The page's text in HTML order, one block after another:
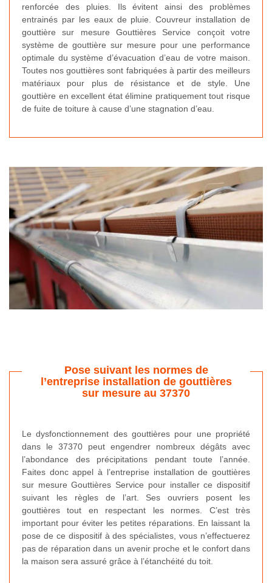
renforcée des pluies. Ils évitent ainsi des problèmes
entrainés par les eaux de pluie. Couvreur installation de
gouttière sur mesure Gouttières Service conçoit votre
système de gouttière sur mesure pour une performance
optimale du système d’évacuation d’eau de votre maison.
Toutes nos gouttières sont fabriquées à partir des meilleurs
matériaux pour plus de résistance et de style. Une
gouttière en excellent état élimine pratiquement tout risque
de fuite de toiture à cause d’une stagnation d’eau.
Pose suivant les normes de
l’entreprise installation de gouttières
sur mesure au 37370
Le dysfonctionnement des gouttières pour une propriété
dans le 37370 peut engendrer nombreux dégâts avec
l’abondance des précipitations pendant toute l’année.
Faites donc appel à l’entreprise installation de gouttières
sur mesure Gouttières Service pour installer ce dispositif
suivant les règles de l’art. Ses ouvriers posent les
gouttières tout en respectant les normes. C’est très
important pour éviter les petites réparations. En laissant la
pose de ce dispositif à des spécialistes, vous n’effectuerez
pas de réparation dans un avenir proche et le confort dans
la maison sera assuré grâce à l’étanchéité du toit.